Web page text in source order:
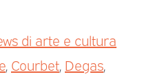
di arte e cultura
Courbet Degas